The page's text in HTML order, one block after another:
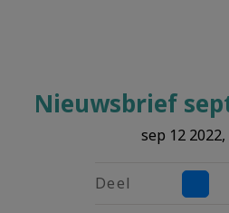
Nieuwsbrief
sep 12 2022,
Deel